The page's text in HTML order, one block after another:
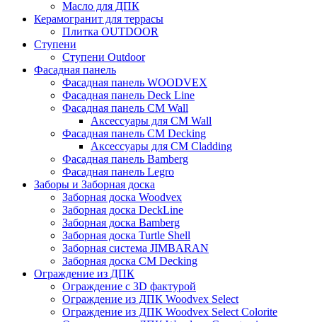
Масло для ДПК
Керамогранит для террасы
Плитка OUTDOOR
Ступени
Ступени Outdoor
Фасадная панель
Фасадная панель WOODVEX
Фасадная панель Deck Line
Фасадная панель CM Wall
Аксессуары для CM Wall
Фасадная панель CM Decking
Аксессуары для CM Cladding
Фасадная панель Bamberg
Фасадная панель Legro
Заборы и Заборная доска
Заборная доска Woodvex
Заборная доска DeckLine
Заборная доска Bamberg
Заборная доска Turtle Shell
Заборная система JIMBARAN
Заборная доска CM Decking
Ограждение из ДПК
Ограждение с 3D фактурой
Ограждение из ДПК Woodvex Select
Ограждение из ДПК Woodvex Select Colorite